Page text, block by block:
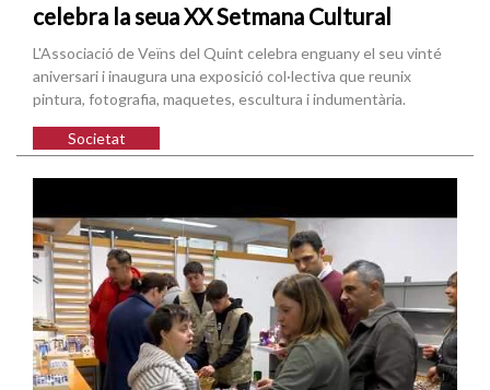
celebra la seua XX Setmana Cultural
L'Associació de Veïns del Quint celebra enguany el seu vinté
aniversari i inaugura una exposició col·lectiva que reunix
pintura, fotografia, maquetes, escultura i indumentària.
Societat